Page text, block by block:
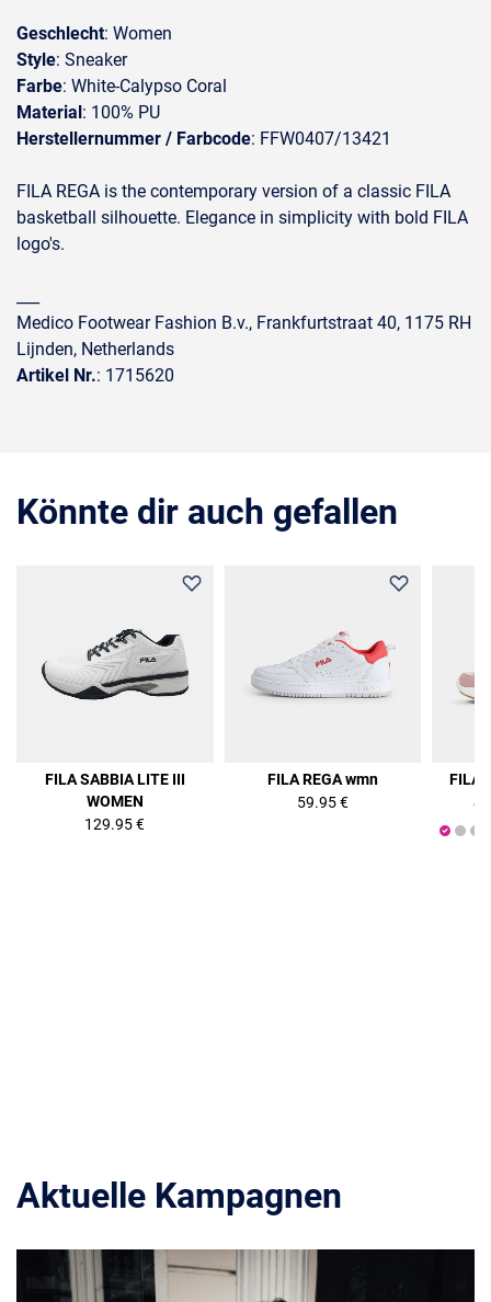
Geschlecht: Women
Style: Sneaker
Farbe: White-Calypso Coral
Material: 100% PU
Herstellernummer / Farbcode: FFW0407/13421
FILA REGA is the contemporary version of a classic FILA
basketball silhouette. Elegance in simplicity with bold FILA
logo's.
Medico Footwear Fashion B.v., Frankfurtstraat 40, 1175 RH
Lijnden, Netherlands
Artikel Nr.: 1715620
Könnte dir auch gefallen
FILA SABBIA LITE III
WOMEN
129.95 €
FILA REGA wmn
59.95 €
FILA
Aktuelle Kampagnen